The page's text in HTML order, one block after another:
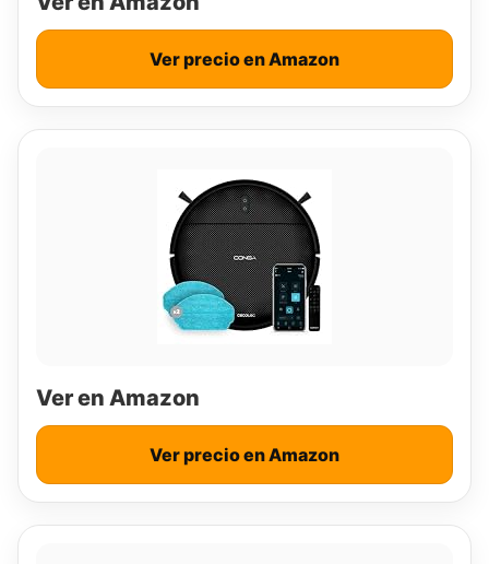
Ver precio en Amazon
Ver en Amazon
Ver precio en Amazon